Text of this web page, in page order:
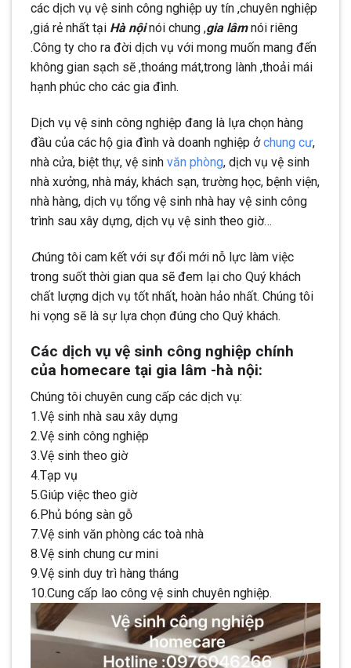
các dịch vụ vệ sinh công nghiệp uy tín ,chuyên nghiệp
,giá rẻ nhất tại Hà nộinói chung ,gia lâmnói riêng
.Công ty cho ra đời dịch vụ với mong muốn mang đến
không gian sạch sẽ ,thoáng mát,trong lành ,thoải mái
hạnh phúc cho các gia đình.
Dịch vụ vệ sinh công nghiệp đang là lựa chọn hàng
đầu của các hộ gia đình và doanh nghiệp ởchung cư,
nhà cửa, biệt thự, vệ sinh văn phòng, dịch vụ vệ sinh
nhà xưởng, nhà máy, khách sạn, trường học, bệnh viện,
nhà hàng, dịch vụ tổng vệ sinh nhà hay vệ sinh công
trình sau xây dựng, dịch vụ vệ sinh theo giờ…
Chúng tôi cam kết với sự đổi mới nỗ lực làm việc
trong suốt thời gian qua sẽ đem lại cho Quý khách
chất lượng dịch vụ tốt nhất, hoàn hảo nhất. Chúng tôi
hi vọng sẽ là sự lựa chọn đúng cho Quý khách.
Các dịch vụ vệ sinh công nghiệp chính
của homecare tại gia lâm -hà nội:
Chúng tôi chuyên cung cấp các dịch vụ:
1.Vệ sinh nhà sau xây dựng
2.Vệ sinh công nghiệp
3.Vệ sinh theo giờ
4.Tạp vụ
5.Giúp việc theo giờ
6.Phủ bóng sàn gỗ
7.Vệ sinh văn phòng các toà nhà
8.Vệ sinh chung cư mini
9.Vệ sinh duy trì hàng tháng
10.Cung cấp lao công vệ sinh chuyên nghiệp.